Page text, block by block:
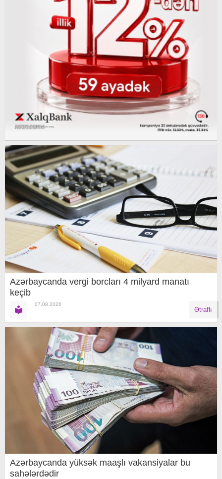
Azərbaycanda vergi borcları 4 milyard manatı
keçib
07.08.2026
Ətraflı
Azərbaycanda yüksək maaşlı vakansiyalar bu
sahələrdədir